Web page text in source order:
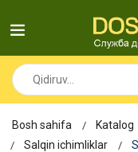
Bosh sahifa Katalog
Salqin ichimliklar